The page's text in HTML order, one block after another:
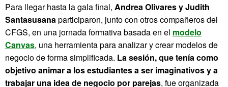
Para llegar hasta la gala final, Andrea Olivares y Judith
Santasusanaparticiparon, junto con otros compañeros del
CFGS, en una jornada formativa basada en el modelo
Canvas, una herramienta para analizar y crear modelos de
negocio de forma simplificada. La sesión, que tenía como
objetivo animar a los estudiantes a ser imaginativos y a
trabajar una idea de negocio por parejas, fue organizada